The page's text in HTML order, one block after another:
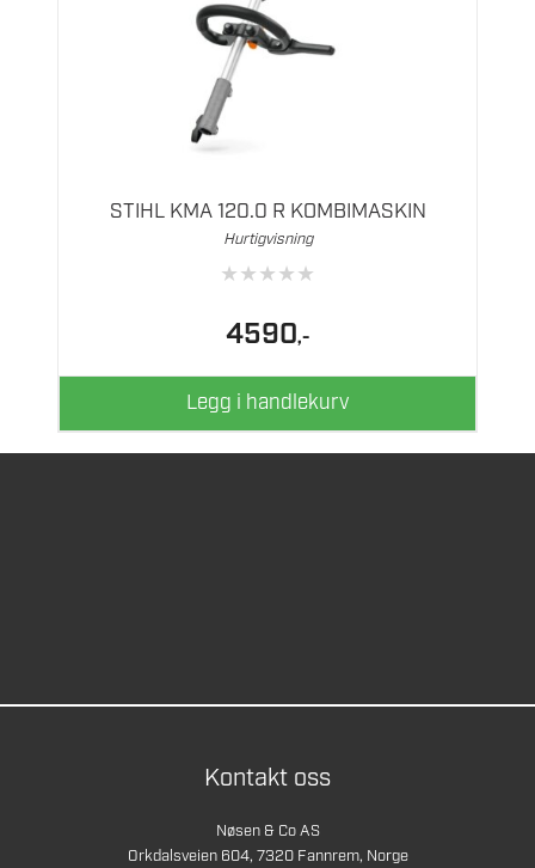
STIHL KMA 120.0 R KOMBIMASKIN
Hurtigvisning
★★★★★
4590,-
Legg i handlekurv
Kontakt oss
Nøsen & Co AS
Orkdalsveien 604, 7320 Fannrem, Norge